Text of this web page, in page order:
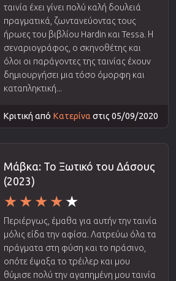
ταινία έχει γίνει πολύ καλή δουλειά
πραγματικά, ζωντανεύοντας τους
ήρωες του βιβλίου Hardin και Tessa. Η
σεναριογράφος, ο σκηνοθέτης και
όλοι οι παράγοντες της ταινίας έχουν
δημιουργήσει μια τόσο όμορφη και
καταπληκτική...
Κριτική από Κατερίναστις 05/09/2020
Μάβκα: Το Ξωτικό του Δάσους
(2023)
Περιέργως, έμαθα για αυτήν την ταινία
μόλις είδα την αφίσα. Λατρεύω όλα τα
πράγματα στη φύση και το πράσινο,
οπότε έψαξα το τρέιλερ και μου
θύμισε πολύ την αγαπημένη μου ταινία